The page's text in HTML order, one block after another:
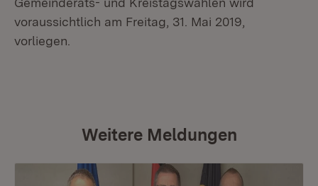
voraussichtlich am Freitag, 31. Mai 2019,
vorliegen.
Weitere Meldungen